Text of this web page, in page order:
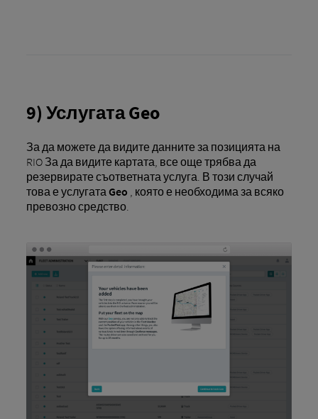
9) Услугата Geo
За да можете да видите данните за позицията на
RIO За да видите картата, все още трябва да
резервирате съответната услуга. В този случай
това е услугата Geo , която е необходима за всяко
превозно средство.